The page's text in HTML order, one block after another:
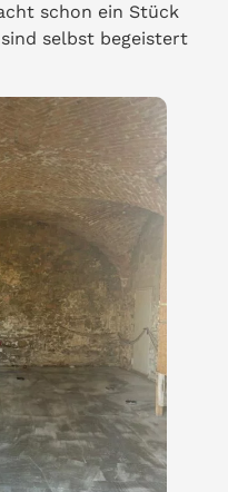
schon ein Stück
selbst begeistert